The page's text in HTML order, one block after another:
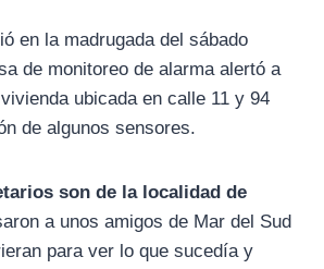
en la madrugada del sábado
de monitoreo de alarma alertó a
ubicada en calle 11 y 94
de algunos sensores.
son de la localidad de
a unos amigos de Mar del Sud
para ver lo que sucedía y